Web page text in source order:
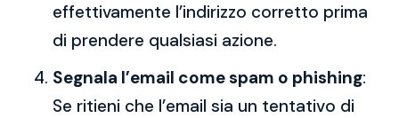
effettivamente l’indirizzo corretto prima
di prendere qualsiasi azione.
Segnala l’email come spam o phishing:
Se ritieni che l’email sia un tentativo di